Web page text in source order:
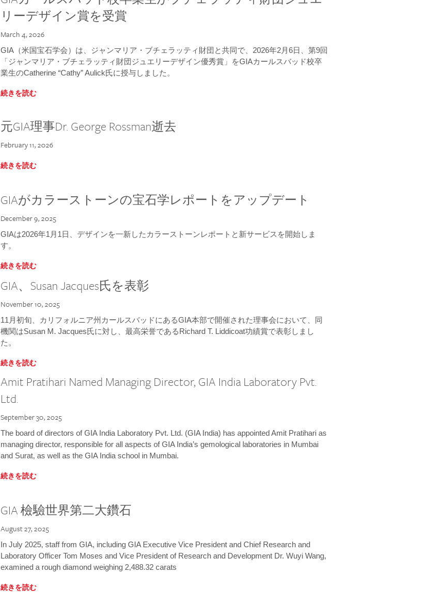
リーデザイン賞を受賞
March 4, 2026
GIA（米国宝石学会）は、ジャンマリア・ブチェラッティ財団と共同で、2026年2月6日、第9回
「ジャンマリア・ブチェラッティ財団ジュエリーデザイン優秀賞」をGIAカールスバッド校卒
業生のCatherine “Cathy” Aulick氏に授与しました。
続きを読む
元GIA理事Dr. George Rossman逝去
February 11, 2026
続きを読む
GIAがカラーストーンの宝石学レポートをアップデート
December 9, 2025
GIAは2026年1月1日、デザインを一新したカラーストーンレポートと新サービスを開始しま
す。
続きを読む
GIA、Susan Jacques氏を表彰
November 10, 2025
11月初旬、カリフォルニア州カールスバッドにあるGIA本部で開催された理事会において、同
機関はSusan M. Jacques氏に対し、最高栄誉であるRichard T. Liddicoat功績賞で表彰しまし
た。
続きを読む
Amit Pratihari Named Managing Director, GIA India Laboratory Pvt.
Ltd.
September 30, 2025
The board of directors of GIA India Laboratory Pvt. Ltd. (GIA India) has appointed Amit Pratihari as
managing director, responsible for all aspects of GIA India’s gemological laboratories in Mumbai
and Surat, as well as the GIA India school in Mumbai.
続きを読む
GIA 檢驗世界第二大鑽石
August 27, 2025
In July 2025, staff from GIA, including GIA Executive Vice President and Chief Research and
Laboratory Officer Tom Moses and Vice President of Research and Development Dr. Wuyi Wang,
examined a rough diamond weighing 2,488.32 carats
続きを読む